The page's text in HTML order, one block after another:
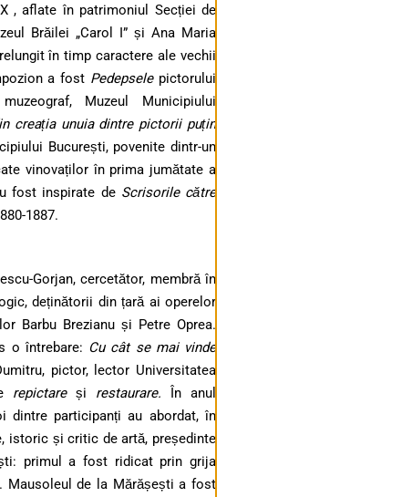
, aflate în patrimoniul Secției de
Brăilei „Carol I” și Ana Maria
în timp caractere ale vechii
a fost Pedepselepictorului
Muzeul Municipiului
creația unuia dintre pictorii puțin
București, povenite dintr-un
vinovaților în prima jumătate a
fost inspirate de Scrisorile către
1887.
Gorjan, cercetător, membră în
deținătorii din țară ai operelor
Barbu Brezianu și Petre Oprea.
o întrebare: Cu cât se mai vinde
pictor, lector Universitatea
repictareși restaurare. În anul
dintre participanți au abordat, în
istoric și critic de artă, președinte
primul a fost ridicat prin grija
Mausoleul de la Mărășești a fost